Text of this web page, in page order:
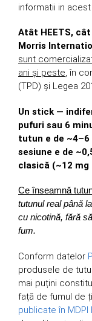
informatii in
Atât HEETS,
Morris
sunt
ani și peste, în
(TPD) și Legea
Un stick —
pufuri sau 6
tutun e de
sesiune e de
clasică (~12
Ce înseamnă
tutunul real până
cu nicotină, fără
fum.
Conform datelor
produsele de
mai puțini
față de fumul de
publicate în